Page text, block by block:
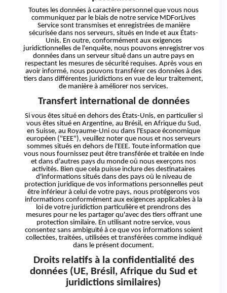
Toutes les données à caractère personnel que vous nous
communiquez par le biais de notre service MDForLives
Service sont transmises et enregistrées de manière
sécurisée dans nos serveurs, situés en Inde et aux États-
Unis. En outre, conformément aux exigences
juridictionnelles de l'enquête, nous pouvons enregistrer vos
données dans un serveur situé dans un autre pays en
respectant les mesures de sécurité requises. Après vous en
avoir informé, nous pouvons transférer ces données à des
tiers dans différentes juridictions en vue de leur traitement,
de manière à améliorer nos services.
Transfert international de données
Si vous êtes situé en dehors des États-Unis, en particulier si
vous êtes situé en Argentine, au Brésil, en Afrique du Sud,
en Suisse, au Royaume-Uni ou dans l'Espace économique
européen ("EEE"), veuillez noter que nous et nos serveurs
sommes situés en dehors de l'EEE. Toute information que
vous nous fournissez peut être transférée et traitée en Inde
et dans d'autres pays du monde où nous exerçons nos
activités. Bien que cela puisse inclure des destinataires
d'informations situés dans des pays où le niveau de
protection juridique de vos informations personnelles peut
être inférieur à celui de votre pays, nous protégerons vos
informations conformément aux exigences applicables à la
loi de votre juridiction particulière et prendrons des
mesures pour ne les partager qu'avec des tiers offrant une
protection similaire. En utilisant notre service, vous
consentez sans ambiguïté à ce que vos informations soient
collectées, traitées, utilisées et transférées comme indiqué
dans le présent document.
Droits relatifs à la confidentialité des
données (UE, Brésil, Afrique du Sud et
juridictions similaires)